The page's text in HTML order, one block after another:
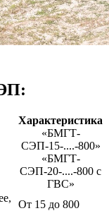
Характеристика
«БМГТ-
СЭП-15-....-800»
«БМГТ-
СЭП-20-....-800 с
ГВС»
От 15 до 800